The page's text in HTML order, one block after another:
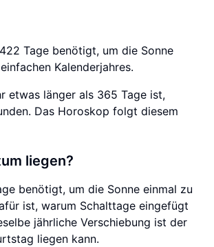
Tage benötigt, um die Sonne
Kalenderjahres.
etwas länger als 365 Tage ist,
Das Horoskop folgt diesem
liegen?
benötigt, um die Sonne einmal zu
ist, warum Schalttage eingefügt
jährliche Verschiebung ist der
liegen kann.